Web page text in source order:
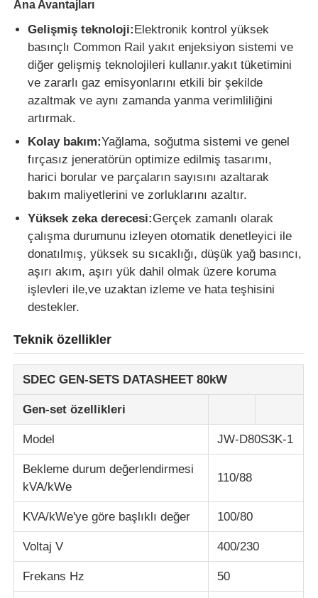
CNG Jeneratör Seti
Jeneratör aksesuarları
Ana Avantajları
Gelişmiş teknoloji:Elektronik kontrol yüksek
basınçlı Common Rail yakıt enjeksiyon sistemi ve
diğer gelişmiş teknolojileri kullanır.yakıt tüketimini
ve zararlı gaz emisyonlarını etkili bir şekilde
azaltmak ve aynı zamanda yanma verimliliğini
artırmak.
Kolay bakım:Yağlama, soğutma sistemi ve genel
fırçasız jeneratörün optimize edilmiş tasarımı,
harici borular ve parçaların sayısını azaltarak
bakım maliyetlerini ve zorluklarını azaltır.
Yüksek zeka derecesi:Gerçek zamanlı olarak
çalışma durumunu izleyen otomatik denetleyici ile
donatılmış, yüksek su sıcaklığı, düşük yağ basıncı,
aşırı akım, aşırı yük dahil olmak üzere koruma
işlevleri ile,ve uzaktan izleme ve hata teşhisini
destekler.
Teknik özellikler
SDEC GEN-SETS DATASHEET 80kW
Gen-set özellikleri
Model JW-D80S3K-1
Bekleme durum değerlendirmesi
kVA/kWe
110/88
KVA/kWe'ye göre başlıklı değer 100/80
Voltaj V 400/230
Frekans Hz 50